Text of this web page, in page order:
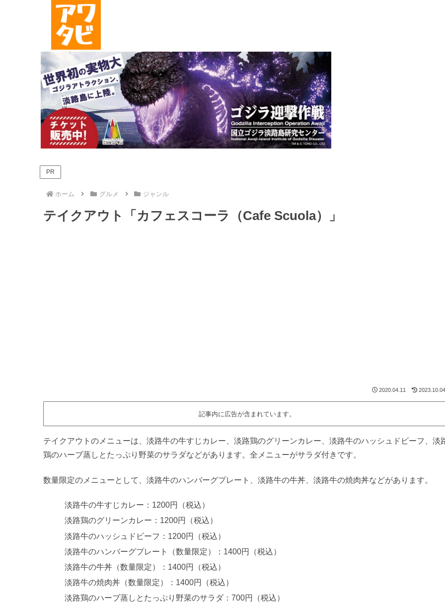
PR
ホーム グルメ ジャンル
テイクアウト「カフェスコーラ（Cafe Scuola）」
2020.04.11 2023.10.04
記事内に広告が含まれています。
テイクアウトのメニューは、淡路牛の牛すじカレー、淡路鶏のグリーンカレー、淡路牛のハッシュドビーフ、淡
鶏のハーブ蒸しとたっぷり野菜のサラダなどがあります。全メニューがサラダ付きです。
数量限定のメニューとして、淡路牛のハンバーグプレート、淡路牛の牛丼、淡路牛の焼肉丼などがあります。
淡路牛の牛すじカレー：1200円（税込）
淡路鶏のグリーンカレー：1200円（税込）
淡路牛のハッシュドビーフ：1200円（税込）
淡路牛のハンバーグプレート（数量限定）：1400円（税込）
淡路牛の牛丼（数量限定）：1400円（税込）
淡路牛の焼肉丼（数量限定）：1400円（税込）
淡路鶏のハーブ蒸しとたっぷり野菜のサラダ：700円（税込）